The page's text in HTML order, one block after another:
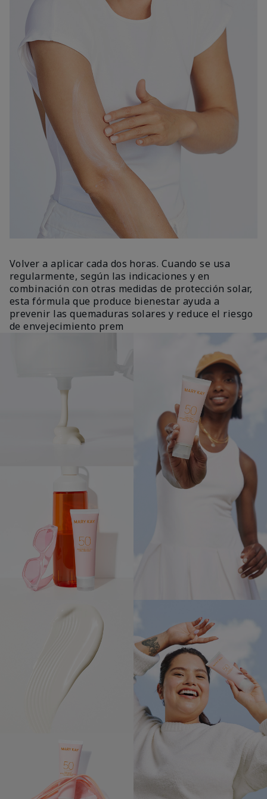
Volver a aplicar cada dos horas. Cuando se usa
regularmente, según las indicaciones y en
combinación con otras medidas de protección solar,
esta fórmula que produce bienestar ayuda a
prevenir las quemaduras solares y reduce el riesgo
de envejecimiento prem